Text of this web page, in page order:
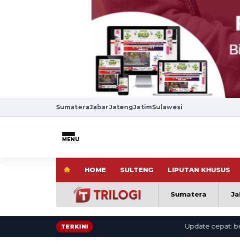
SumateraJabarJatengJatimSulawesi
MENU
HOME SULTENG LIPUTAN KHUSUS
Sumatera
TERKINI Update cepat: